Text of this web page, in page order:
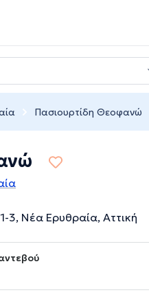
Πασιουρτίδη Θεοφανώ
3, Νέα Ερυθραία, Αττική